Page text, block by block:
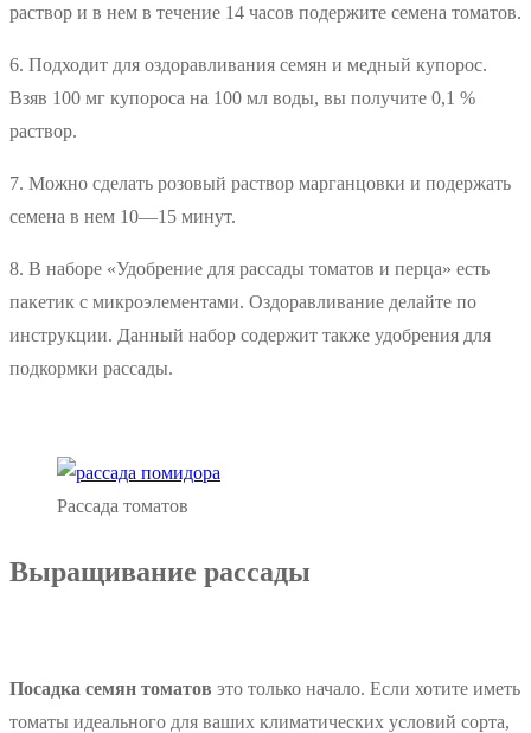
раствор и в нем в течение 14 часов подержите семена томатов.
6. Подходит для оздоравливания семян и медный купорос.
Взяв 100 мг купороса на 100 мл воды, вы получите 0,1 %
раствор.
7. Можно сделать розовый раствор марганцовки и подержать
семена в нем 10—15 минут.
8. В наборе «Удобрение для рассады томатов и перца» есть
пакетик с микроэлементами. Оздоравливание делайте по
инструкции. Данный набор содержит также удобрения для
подкормки рассады.
Рассада томатов
Выращивание рассады
Посадка семян томатов это только начало. Если хотите иметь
томаты идеального для ваших климатических условий сорта,